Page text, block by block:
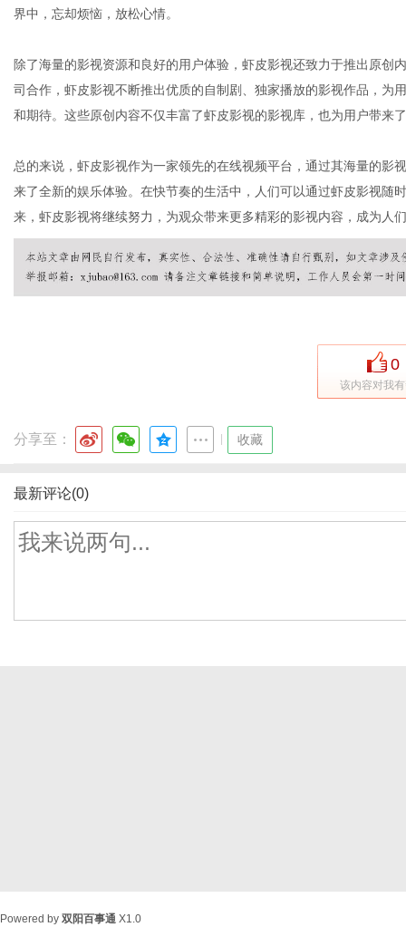
界中，忘却烦恼，放松心情。
除了海量的影视资源和良好的用户体验，虾皮影视还致力于推出原创
司合作，虾皮影视不断推出优质的自制剧、独家播放的影视作品，为
和期待。这些原创内容不仅丰富了虾皮影视的影视库，也为用户带来
总的来说，虾皮影视作为一家领先的在线视频平台，通过其海量的影
来了全新的娱乐体验。在快节奏的生活中，人们可以通过虾皮影视随
来，虾皮影视将继续努力，为观众带来更多精彩的影视内容，成为人
0
该内容对我
分享至： 收藏
最新评论(0)
Powered by 双阳百事通 X1.0